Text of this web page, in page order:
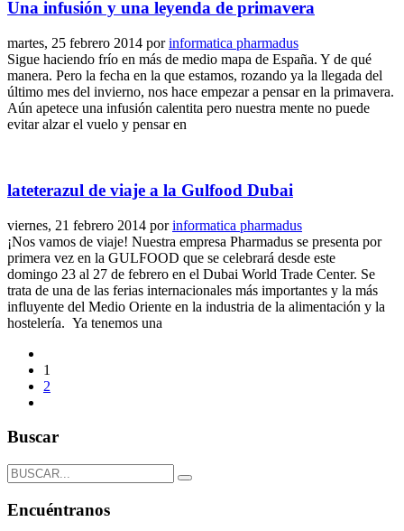
Una infusión y una leyenda de primavera
martes, 25 febrero 2014 porinformatica pharmadus
Sigue haciendo frío en más de medio mapa de España. Y de qué
manera. Pero la fecha en la que estamos, rozando ya la llegada del
último mes del invierno, nos hace empezar a pensar en la primavera.
Aún apetece una infusión calentita pero nuestra mente no puede
evitar alzar el vuelo y pensar en
lateterazul de viaje a la Gulfood Dubai
viernes, 21 febrero 2014 porinformatica pharmadus
¡Nos vamos de viaje! Nuestra empresa Pharmadus se presenta por
primera vez en la GULFOOD que se celebrará desde este
domingo 23 al 27 de febrero en el Dubai World Trade Center. Se
trata de una de las ferias internacionales más importantes y la más
influyente del Medio Oriente en la industria de la alimentación y la
hostelería. Ya tenemos una
1
2
Buscar
Encuéntranos